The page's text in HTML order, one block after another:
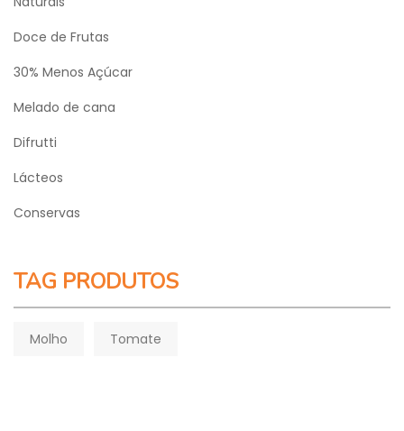
Doce de Frutas
30% Menos Açúcar
Melado de cana
Difrutti
Lácteos
Conservas
TAG PRODUTOS
Molho Tomate